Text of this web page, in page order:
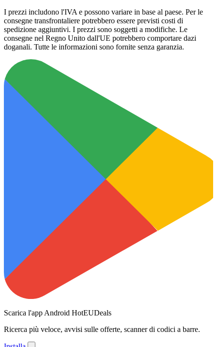
I prezzi includono l'IVA e possono variare in base al paese. Per le
consegne transfrontaliere potrebbero essere previsti costi di
spedizione aggiuntivi. I prezzi sono soggetti a modifiche. Le
consegne nel Regno Unito dall'UE potrebbero comportare dazi
doganali. Tutte le informazioni sono fornite senza garanzia.
Scarica l'app Android HotEUDeals
Ricerca più veloce, avvisi sulle offerte, scanner di codici a barre.